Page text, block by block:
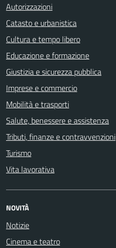
Autorizzazioni
Catasto e urbanistica
Cultura e tempo libero
Educazione e formazione
Giustizia e sicurezza pubblica
Imprese e commercio
Mobilità e trasporti
Salute, benessere e assistenza
Tributi, finanze e contravvenzioni
Turismo
Vita lavorativa
NOVITÀ
Notizie
Cinema e teatro